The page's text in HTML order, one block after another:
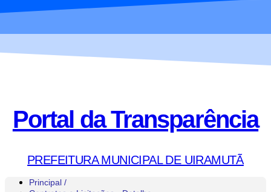
Portal da Transparência
PREFEITURA MUNICIPAL DE UIRAMUTÃ
Principal /